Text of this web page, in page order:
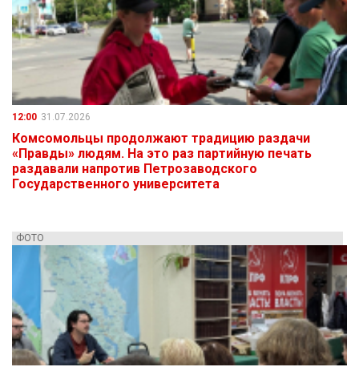
12:00 31.07.2026
Комсомольцы продолжают традицию раздачи
«Правды» людям. На это раз партийную печать
раздавали напротив Петрозаводского
Государственного университета
ФОТО